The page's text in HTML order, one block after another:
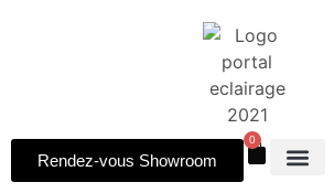
Rendez-vous Showroom
0